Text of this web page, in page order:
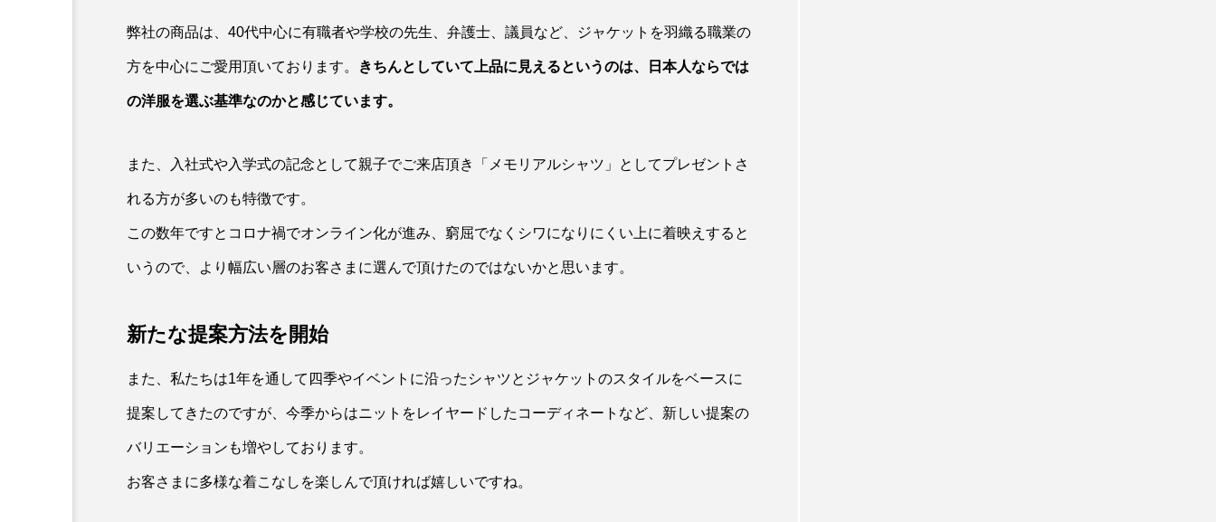
弊社の商品は、40代中心に有職者や学校の先生、弁護士、議員など、ジャケットを羽織る職業の
方を中心にご愛用頂いております。 きちんとしていて上品に見えるというのは、日本人ならでは
の洋服を選ぶ基準なのかと感じています。
また、入社式や入学式の記念として親子でご来店頂き「メモリアルシャツ」としてプレゼントさ
れる方が多いのも特徴です。
この数年ですとコロナ禍でオンライン化が進み、窮屈でなくシワになりにくい上に着映えすると
いうので、より幅広い層のお客さまに選んで頂けたのではないかと思います。
新たな提案方法を開始
また、私たちは1年を通して四季やイベントに沿ったシャツとジャケットのスタイルをベースに
提案してきたのですが、今季からはニットをレイヤードしたコーディネートなど、新しい提案の
バリエーションも増やしております。
お客さまに多様な着こなしを楽しんで頂ければ嬉しいですね。